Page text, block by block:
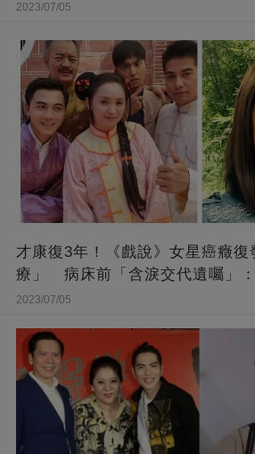
2023/07/05
才康復3年！《戲說》女星癌癥復
療」 病床前「含淚交代遺囑」
2023/07/05